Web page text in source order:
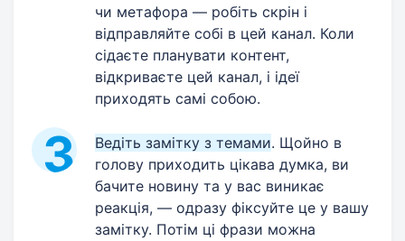
чи метафора — робіть скрін і
відправляйте собі в цей канал. Коли
сідаєте планувати контент,
відкриваєте цей канал, і ідеї
приходять самі собою.
Ведіть замітку з темами. Щойно в
голову приходить цікава думка, ви
бачите новину та у вас виникає
реакція, — одразу фіксуйте це у вашу
замітку. Потім ці фрази можна